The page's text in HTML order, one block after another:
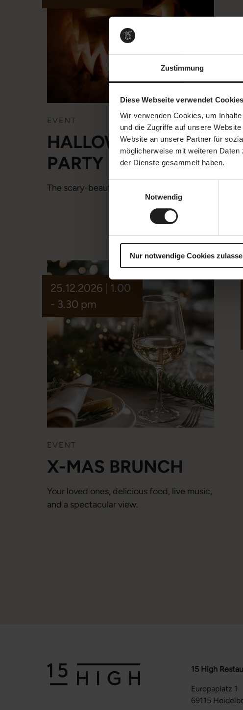
Zustimmung
Diese Webseite verwendet Cookies
Wir verwenden Cookies, um
und die Zugriffe auf unsere
Website an unsere Partner für
möglicherweise mit weiteren
der Dienste gesammelt haben.
Einwilligungsauswahl
Notwendig
Nur notwendige Cookies
EVENT
HALLOWEEN
PARTY
The scary-beautiful party fun at 15 High.
25.12.2026 | 1.00
- 3.30 pm
EVENT
X-MAS BRUNCH
Your loved ones, delicious food, live music,
and a spectacular view.
15 High
Europaplatz 1
69115